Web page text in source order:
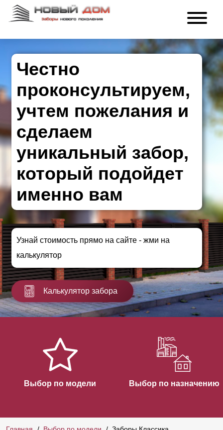
Честно
проконсультируем,
учтем пожелания и
сделаем
уникальный забор,
который подойдет
именно вам
Узнай стоимость прямо на сайте - жми на
калькулятор
Калькулятор забора
Выбор по модели Выбор по назначению